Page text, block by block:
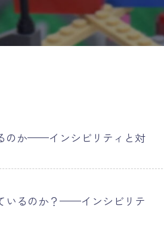
のか——インシビリティと対
いるのか？——インシビリテ